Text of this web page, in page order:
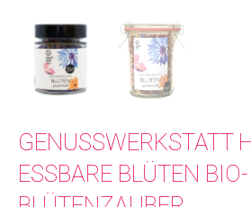
GENUSSWERKSTATT
ESSBARE BLÜTEN BIO-